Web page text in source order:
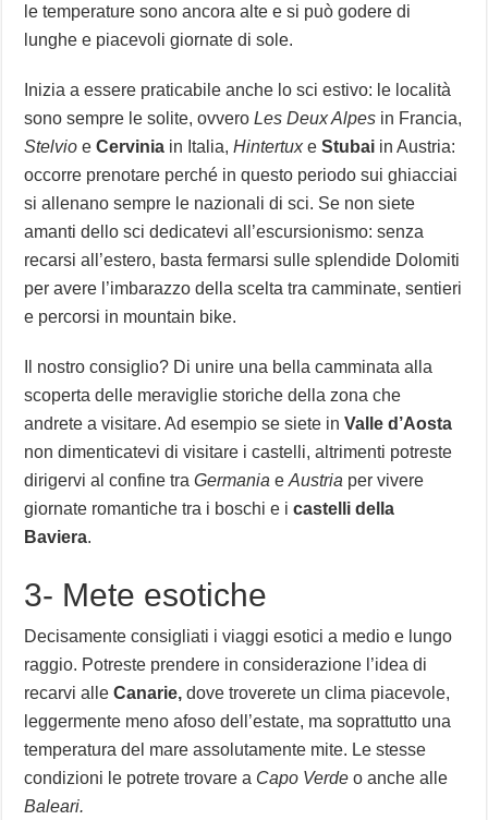
le temperature sono ancora alte e si può godere di
lunghe e piacevoli giornate di sole.
Inizia a essere praticabile anche lo sci estivo: le località
sono sempre le solite, ovveroLes Deux Alpes in Francia,
Stelvio e Cervinia in Italia,HintertuxeStubai in Austria:
occorre prenotare perché in questo periodo sui ghiacciai
si allenano sempre le nazionali di sci. Se non siete
amanti dello sci dedicatevi all’escursionismo: senza
recarsi all’estero, basta fermarsi sulle splendide Dolomiti
per avere l’imbarazzo della scelta tra camminate, sentieri
e percorsi in mountain bike.
Il nostro consiglio? Di unire una bella camminata alla
scoperta delle meraviglie storiche della zona che
andrete a visitare. Ad esempio se siete inValle d’Aosta
non dimenticatevi di visitare i castelli, altrimenti potreste
dirigervi al confine traGermania eAustria per vivere
giornate romantiche tra i boschi e i castelli della
Baviera.
3- Mete esotiche
Decisamente consigliati i viaggi esotici a medio e lungo
raggio. Potreste prendere in considerazione l’idea di
recarvi alleCanarie, dove troverete un clima piacevole,
leggermente meno afoso dell’estate, ma soprattutto una
temperatura del mare assolutamente mite. Le stesse
condizioni le potrete trovare a Capo Verde o anche alle
Baleari.